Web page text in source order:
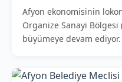
Afyon ekonomisinin
Organize Sanayi Bölgesi
büyümeye devam